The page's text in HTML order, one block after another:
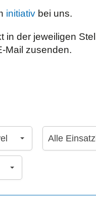
initiativ bei uns.
in der jeweiligen
Mail zusenden.
Alle
Alle